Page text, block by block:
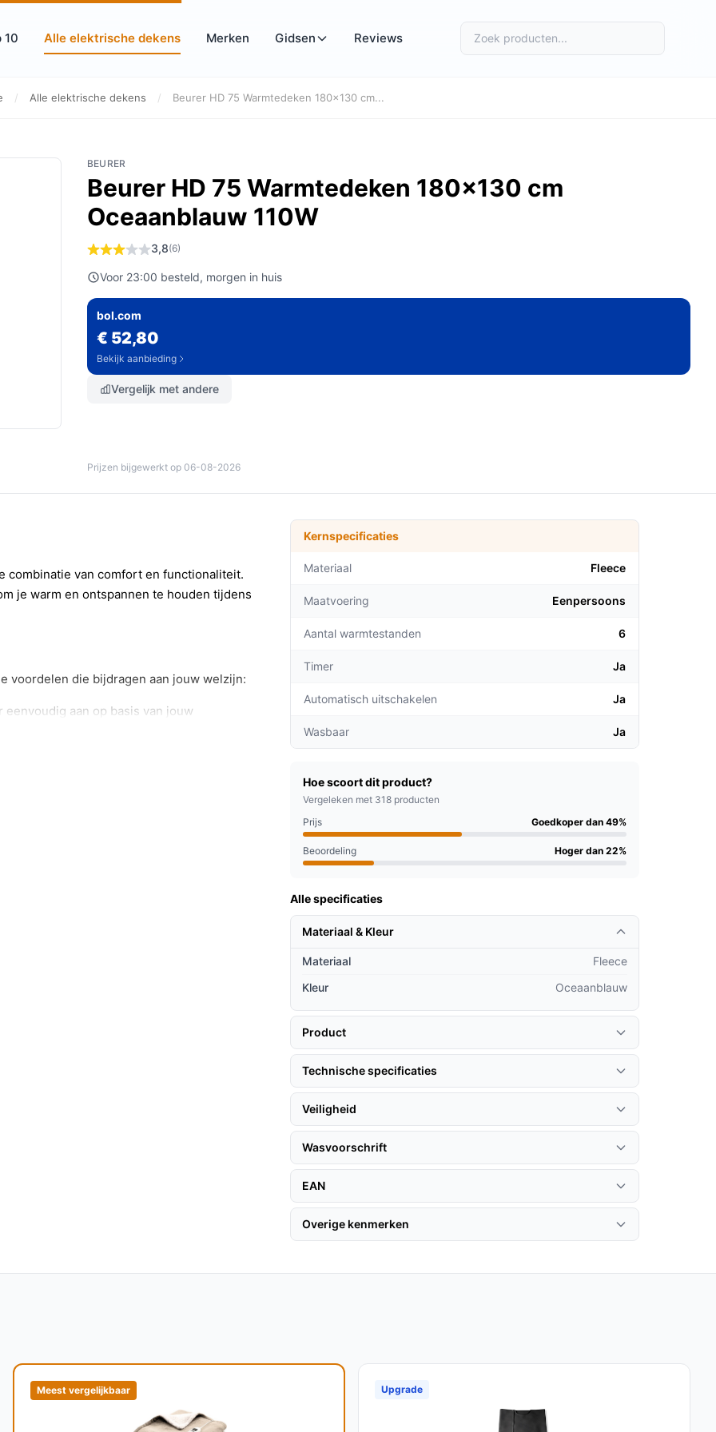
10 Alle elektrische dekens Merken Gidsen Reviews
/ Alle elektrische dekens / Beurer HD 75 Warmtedeken 180x130 cm...
BEURER
Beurer HD 75 Warmtedeken 180x130 cm
Oceaanblauw 110W
3,8(6)
Voor 23:00 besteld, morgen in huis
bol.com
€ 52,80
Bekijk aanbieding
Vergelijk met andere
Prijzen bijgewerkt op 06-08-2026
combinatie van comfort en functionaliteit.
je warm en ontspannen te houden tijdens
voordelen die bijdragen aan jouw welzijn:
aan op basis van jouw
voor een eenpersoonsbed of voor gebruik
kleur die in elk interieur past.
Kernspecificaties
Materiaal Fleece
Maatvoering Eenpersoons
Aantal warmtestanden 6
Timer Ja
Automatisch uitschakelen Ja
Wasbaar Ja
Hoe scoort dit product?
Vergeleken met 318 producten
Prijs
Goedkoper dan 49%
Beoordeling Hoger dan 22%
Alle specificaties
Materiaal & Kleur
Materiaal
Fleece
Kleur
Oceaanblauw
Product
Technische specificaties
Veiligheid
Wasvoorschrift
EAN
Overige kenmerken
Meest vergelijkbaar Upgrade